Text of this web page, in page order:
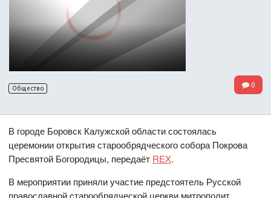
Общество 0
В городе Боровск Калужской области состоялась
церемонии открытия старообрядческого cобора Покрова
Пресвятой Богородицы, передаёт REX.
В мероприятии приняли участие предстоятель Русской